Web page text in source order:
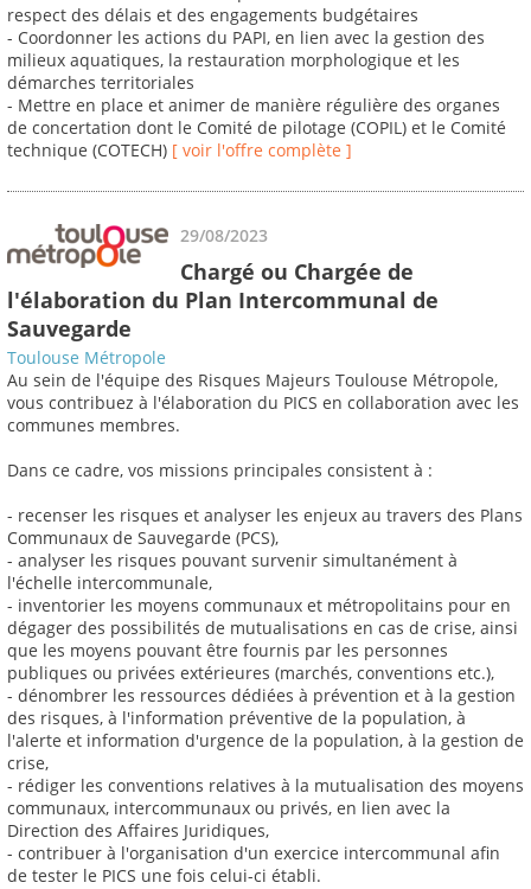
respect des délais et des engagements budgétaires
- Coordonner les actions du PAPI, en lien avec la gestion des
milieux aquatiques, la restauration morphologique et les
démarches territoriales
- Mettre en place et animer de manière régulière des organes
de concertation dont le Comité de pilotage (COPIL) et le Comité
technique (COTECH) [ voir l'offre complète ]
29/08/2023
Chargé ou Chargée de
l'élaboration du Plan Intercommunal de
Sauvegarde
Toulouse Métropole
Au sein de l'équipe des Risques Majeurs Toulouse Métropole,
vous contribuez à l'élaboration du PICS en collaboration avec les
communes membres.
Dans ce cadre, vos missions principales consistent à :
- recenser les risques et analyser les enjeux au travers des Plans
Communaux de Sauvegarde (PCS),
- analyser les risques pouvant survenir simultanément à
l'échelle intercommunale,
- inventorier les moyens communaux et métropolitains pour en
dégager des possibilités de mutualisations en cas de crise, ainsi
que les moyens pouvant être fournis par les personnes
publiques ou privées extérieures (marchés, conventions etc.),
- dénombrer les ressources dédiées à prévention et à la gestion
des risques, à l'information préventive de la population, à
l'alerte et information d'urgence de la population, à la gestion de
crise,
- rédiger les conventions relatives à la mutualisation des moyens
communaux, intercommunaux ou privés, en lien avec la
Direction des Affaires Juridiques,
- contribuer à l'organisation d'un exercice intercommunal afin
de tester le PICS une fois celui-ci établi.